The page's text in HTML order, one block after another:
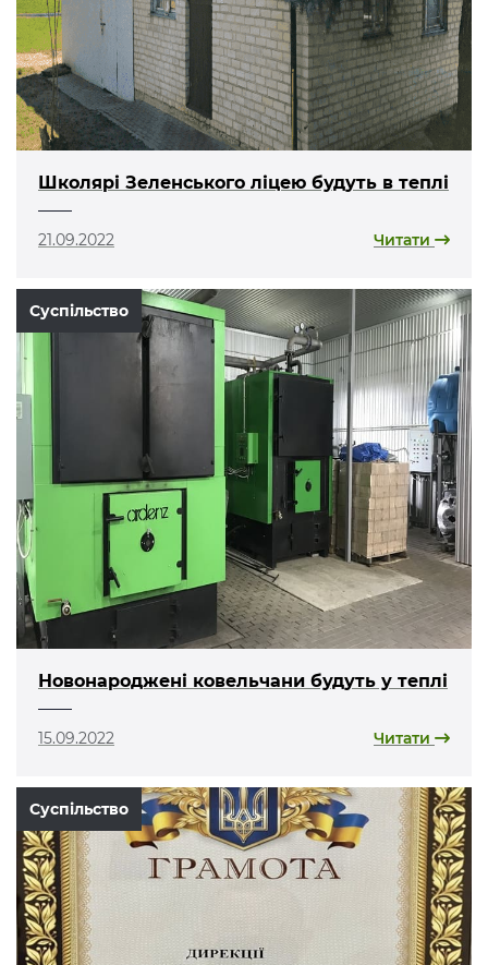
Школярі Зеленського ліцею будуть в теплі
21.09.2022 Читати
Суспільство
Новонароджені ковельчани будуть у теплі
15.09.2022 Читати
Суспільство